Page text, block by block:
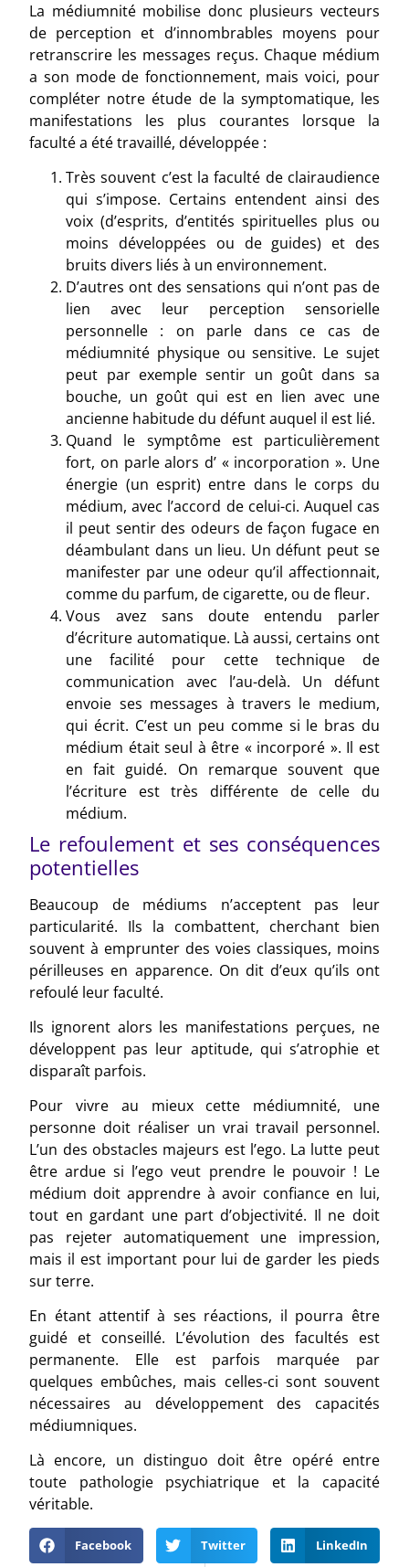
La médiumnité mobilise donc plusieurs vecteurs
de perception et d’innombrables moyens pour
retranscrire les messages reçus. Chaque médium
a son mode de fonctionnement, mais voici, pour
compléter notre étude de la symptomatique, les
manifestations les plus courantes lorsque la
faculté a été travaillé, développée :
Très souvent c’est la faculté de clairaudience
qui s’impose. Certains entendent ainsi des
voix (d’esprits, d’entités spirituelles plus ou
moins développées ou de guides) et des
bruits divers liés à un environnement.
D’autres ont des sensations qui n’ont pas de
lien avec leur perception sensorielle
personnelle : on parle dans ce cas de
médiumnité physique ou sensitive. Le sujet
peut par exemple sentir un goût dans sa
bouche, un goût qui est en lien avec une
ancienne habitude du défunt auquel il est lié.
Quand le symptôme est particulièrement
fort, on parle alors d’ « incorporation ». Une
énergie (un esprit) entre dans le corps du
médium, avec l’accord de celui-ci. Auquel cas
il peut sentir des odeurs de façon fugace en
déambulant dans un lieu. Un défunt peut se
manifester par une odeur qu’il affectionnait,
comme du parfum, de cigarette, ou de fleur.
Vous avez sans doute entendu parler
d’écriture automatique. Là aussi, certains ont
une facilité pour cette technique de
communication avec l’au-delà. Un défunt
envoie ses messages à travers le medium,
qui écrit. C’est un peu comme si le bras du
médium était seul à être « incorporé ». Il est
en fait guidé. On remarque souvent que
l’écriture est très différente de celle du
médium.
Le refoulement et ses conséquences
potentielles
Beaucoup de médiums n’acceptent pas leur
particularité. Ils la combattent, cherchant bien
souvent à emprunter des voies classiques, moins
périlleuses en apparence. On dit d’eux qu’ils ont
refoulé leur faculté.
Ils ignorent alors les manifestations perçues, ne
développent pas leur aptitude, qui s’atrophie et
disparaît parfois.
Pour vivre au mieux cette médiumnité, une
personne doit réaliser un vrai travail personnel.
L’un des obstacles majeurs est l’ego. La lutte peut
être ardue si l’ego veut prendre le pouvoir ! Le
médium doit apprendre à avoir confiance en lui,
tout en gardant une part d’objectivité. Il ne doit
pas rejeter automatiquement une impression,
mais il est important pour lui de garder les pieds
sur terre.
En étant attentif à ses réactions, il pourra être
guidé et conseillé. L’évolution des facultés est
permanente. Elle est parfois marquée par
quelques embûches, mais celles-ci sont souvent
nécessaires au développement des capacités
médiumniques.
Là encore, un distinguo doit être opéré entre
toute pathologie psychiatrique et la capacité
véritable.
Facebook Twitter LinkedIn